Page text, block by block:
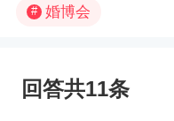
# 婚博会
回答共11条